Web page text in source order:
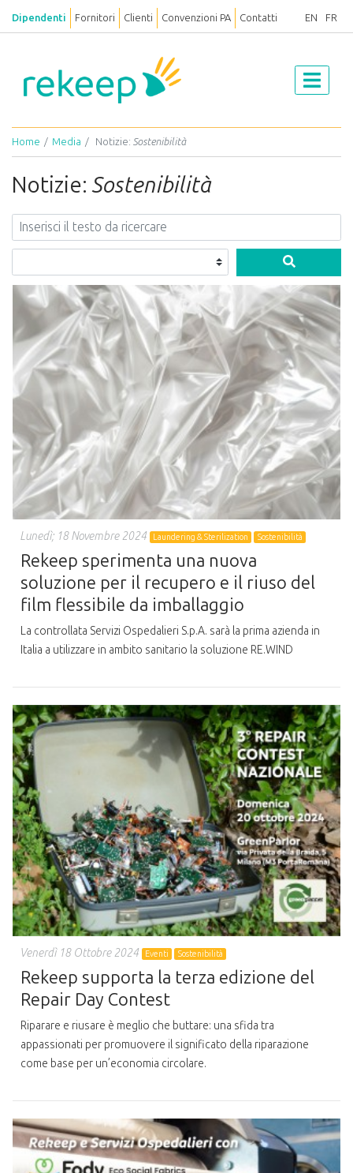
Dipendenti Fornitori Clienti Convenzioni PA Contatti EN FR
Home Media Notizie: Sostenibilità
Notizie: Sostenibilità
Lunedì; 18 Novembre 2024 Laundering & Sterilization Sostenibilità
Rekeep sperimenta una nuova
soluzione per il recupero e il riuso del
film flessibile da imballaggio
La controllata Servizi Ospedalieri S.p.A. sarà la prima azienda in
Italia a utilizzare in ambito sanitario la soluzione RE.WIND
Venerdì 18 Ottobre 2024 Eventi Sostenibilità
Rekeep supporta la terza edizione del
Repair Day Contest
Riparare e riusare è meglio che buttare: una sfida tra
appassionati per promuovere il significato della riparazione
come base per un’economia circolare.